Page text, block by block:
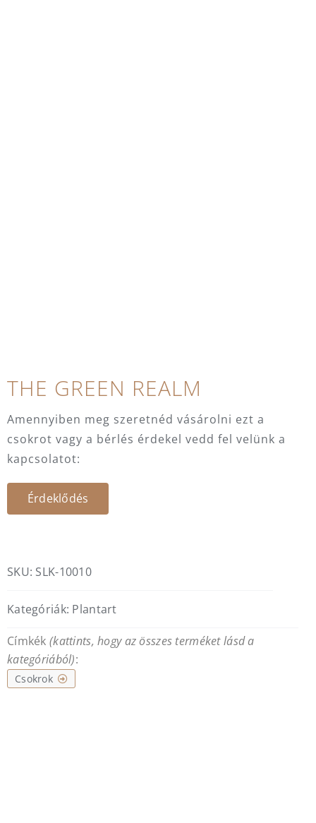
THE GREEN REALM
Amennyiben meg szeretnéd vásárolni ezt a
csokrot vagy a bérlés érdekel vedd fel velünk a
kapcsolatot:
Érdeklődés
SKU: SLK-10010
Kategóriák: Plantart
Címkék (kattints, hogy az összes terméket lásd a
kategóriából):
Csokrok